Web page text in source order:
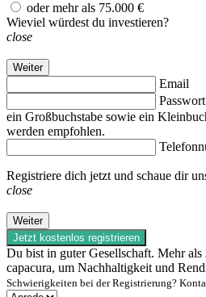
oder mehr als 75.000 €
Wieviel würdest du investieren?
close
Weiter
Email
Passwort
ein Großbuchstabe sowie ein
werden empfohlen.
Registriere dich jetzt und schaue dir
close
Weiter
Jetzt kostenlos registrieren
Du bist in guter Gesellschaft. Mehr als
capacura, um Nachhaltigkeit und
Schwierigkeiten bei der Registrierung?